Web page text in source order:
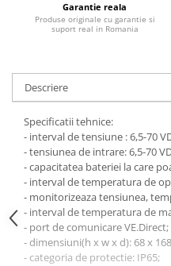
Garantie reala
Produse originale cu garantie si
suport real in Romania
Descriere
Specificatii tehnice:
- interval de tensiune : 6,5-70
- tensiunea de intrare: 6,5-70
- capacitatea bateriei la care
- interval de temperatura de
- monitorizeaza tensiunea,
- interval de temperatura de
- port de comunicare VE.Direct;
- dimensiuni(h x w x d): 68 x
- categoria de protectie: IP65;